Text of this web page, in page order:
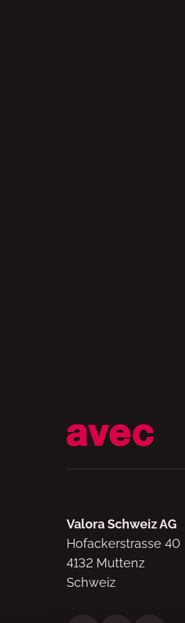
Valora Schweiz AG
Hofackerstrasse 40
4132 Muttenz
Schweiz